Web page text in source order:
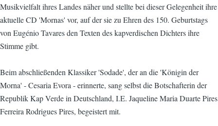
Musikvielfalt ihres Landes näher und stellte bei dieser Gelegenheit ihre
aktuelle CD 'Mornas' vor, auf der sie zu Ehren des 150. Geburtstags
von Eugénio Tavares den Texten des kapverdischen Dichters ihre
Stimme gibt.
Beim abschließenden Klassiker 'Sodade', der an die 'Königin der
Morna' - Cesaria Evora - erinnerte, sang selbst die Botschafterin der
Republik Kap Verde in Deutschland, I.E. Jaqueline Maria Duarte Pires
Ferreira Rodrigues Pires, begeistert mit.